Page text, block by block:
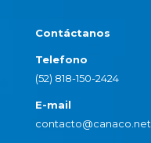
Contáctanos
Telefono
(52) 818-150-2424
E-mail
contacto@canaco.net